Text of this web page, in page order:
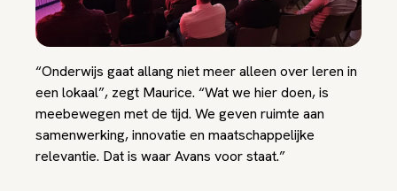
“Onderwijs gaat allang niet meer alleen over leren in
een lokaal”, zegt Maurice. “Wat we hier doen, is
meebewegen met de tijd. We geven ruimte aan
samenwerking, innovatie en maatschappelijke
relevantie. Dat is waar Avans voor staat.”